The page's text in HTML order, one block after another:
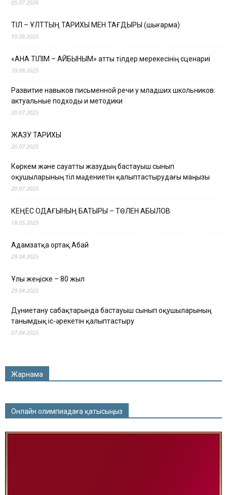
05.07.2026
ТІЛ – ҰЛТТЫҢ ТАРИХЫ МЕН ТАҒДЫРЫ (шығарма)
10.09.2025
«АНА ТІЛІМ – АЙБЫНЫМ» атты тілдер мерекесінің сценариі
10.09.2025
Развитие навыков письменной речи у младших школьников:
актуальные подходы и методики
20.07.2025
ЖАЗУ ТАРИХЫ
20.07.2025
Көркем және сауатты жазудың бастауыш сынып
оқушыларының тіл мәдениетін қалыптастырудағы маңызы
20.07.2025
КЕҢЕС ОДАҒЫНЫҢ БАТЫРЫ – ТӨЛЕН ҚАБЫЛОВ
18.05.2025
Адамзатқа ортақ Абай
29.04.2025
Ұлы жеңіске – 80 жыл
29.04.2025
Дүниетану сабақтарында бастауыш сынып оқушыларының
танымдық іс-әрекетін қалыптастыру
07.04.2025
Жарнама
Онлайн олимпиадаға қатысыңыз